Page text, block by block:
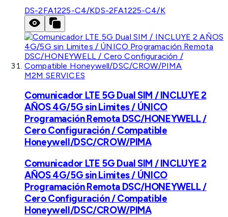
DS-2FA1225-C4/KDS-2FA1225-C4/K
M2M SERVICES
Comunicador LTE 5G Dual SIM / INCLUYE 2
AÑOS 4G/5G sin Limites / ÚNICO
Programación Remota DSC/HONEYWELL /
Cero Configuración / Compatible
Honeywell/DSC/CROW/PIMA
Comunicador LTE 5G Dual SIM / INCLUYE 2
AÑOS 4G/5G sin Limites / ÚNICO
Programación Remota DSC/HONEYWELL /
Cero Configuración / Compatible
Honeywell/DSC/CROW/PIMA